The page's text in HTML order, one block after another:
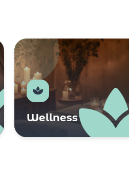
Wellness